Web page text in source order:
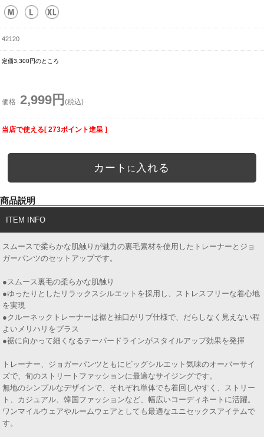
42120
定価3,300円のところ
価格 2,999円 (税込)
当店で使える[ 273ポイント進呈 ]
カート に 入れる
商品説明
ITEM INFO
スムースで柔らかな肌触りが魅力の裏毛素材を使用したトレーナーとジョ
ガーパンツのセットアップです。
●スムース裏毛の柔らかな肌触り
●ゆったりとしたリラックスシルエットを採用し、ストレスフリーな着心地
を実現
●クルーネックトレーナーは裾と袖口がリブ仕様で、だらしなく見えない程
よいメリハリをプラス
●裾に向かって細くなるテーパードラインがスタイルアップ効果を発揮
トレーナー、ジョガーパンツともにビッグシルエット気味のオーバーサイ
ズで、旬のストリートファッションに最適なサイジングです。
無地のシンプルなデザインで、それぞれ単体でも着回しやすく、ストリー
ト、カジュアル、韓国ファッションなど、幅広いコーディネートに活躍。
ワンマイルウェアやルームウェアとしても最適なユニセックスアイテムで
す。